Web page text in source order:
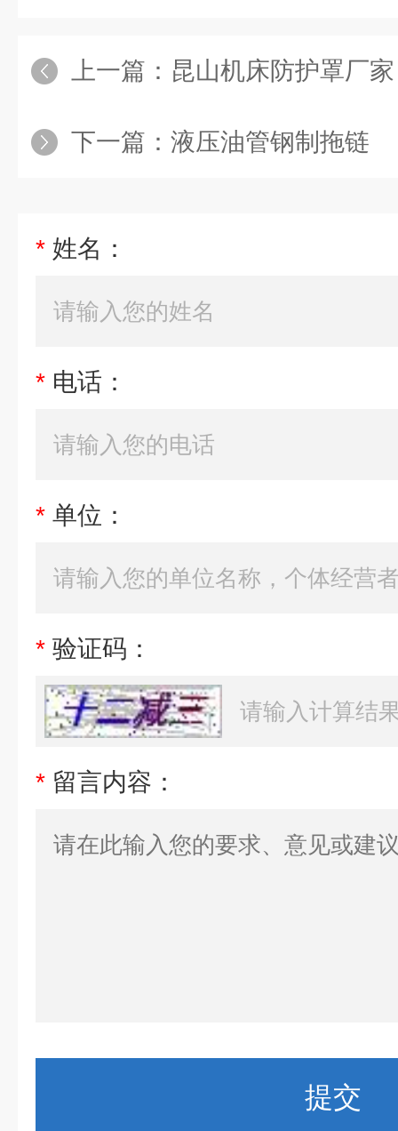
上一篇： 昆山机床防护罩厂家
下一篇： 液压油管钢制拖链
* 姓名：
* 电话：
* 单位：
* 验证码：
* 留言内容：